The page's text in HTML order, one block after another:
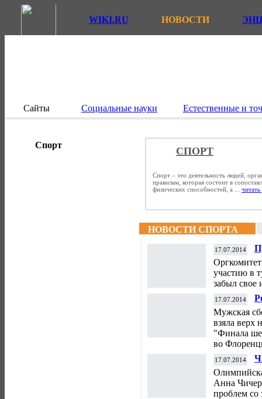
WIKI.RU НОВОСТИ
Сайты Социальные науки Естественные и
Спорт
СПОРТ
Спорт – это деятельность людей,
правилам, которая состоит в
физических способностей, а ... читать
НОВОСТИ СПОРТА
17.07.2014
участию в
забыл свое
17.07.2014
Мужская
взяла верх
"Финала
во
17.07.2014
Анна
проблем со